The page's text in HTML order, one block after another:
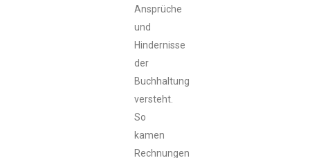
Ansprüche
und
Hindernisse
der
Buchhaltung
versteht.
So
kamen
Rechnungen